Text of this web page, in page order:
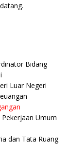
Bidang
Luar Negeri
Umum
dan Tata Ruang